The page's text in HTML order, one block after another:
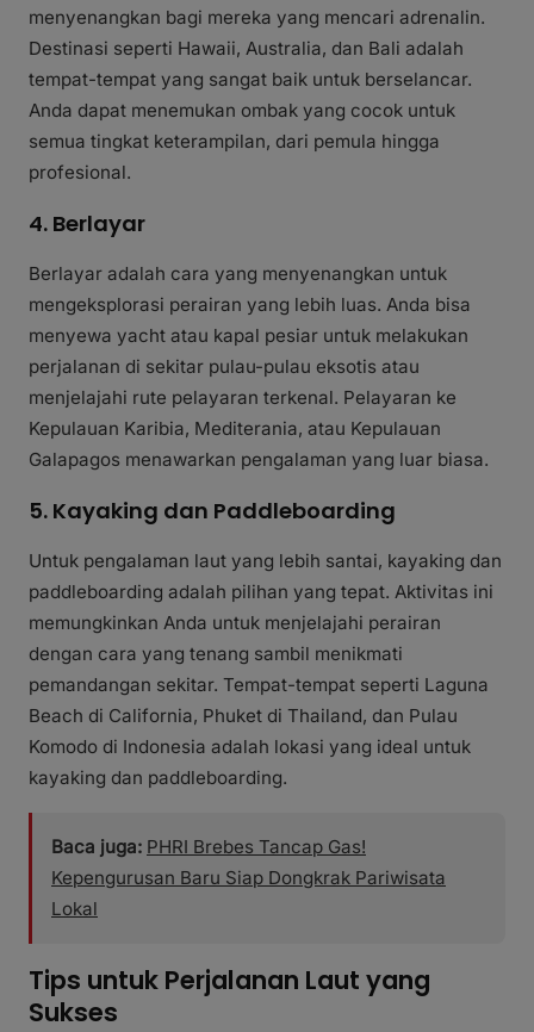
menyenangkan bagi mereka yang mencari adrenalin.
Destinasi seperti Hawaii, Australia, dan Bali adalah
tempat-tempat yang sangat baik untuk berselancar.
Anda dapat menemukan ombak yang cocok untuk
semua tingkat keterampilan, dari pemula hingga
profesional.
4. Berlayar
Berlayar adalah cara yang menyenangkan untuk
mengeksplorasi perairan yang lebih luas. Anda bisa
menyewa yacht atau kapal pesiar untuk melakukan
perjalanan di sekitar pulau-pulau eksotis atau
menjelajahi rute pelayaran terkenal. Pelayaran ke
Kepulauan Karibia, Mediterania, atau Kepulauan
Galapagos menawarkan pengalaman yang luar biasa.
5. Kayaking dan Paddleboarding
Untuk pengalaman laut yang lebih santai, kayaking dan
paddleboarding adalah pilihan yang tepat. Aktivitas ini
memungkinkan Anda untuk menjelajahi perairan
dengan cara yang tenang sambil menikmati
pemandangan sekitar. Tempat-tempat seperti Laguna
Beach di California, Phuket di Thailand, dan Pulau
Komodo di Indonesia adalah lokasi yang ideal untuk
kayaking dan paddleboarding.
Baca juga: PHRI Brebes Tancap Gas!
Kepengurusan Baru Siap Dongkrak Pariwisata
Lokal
Tips untuk Perjalanan Laut yang
Sukses